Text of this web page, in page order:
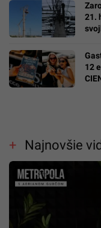
21.
12
Najnovšie